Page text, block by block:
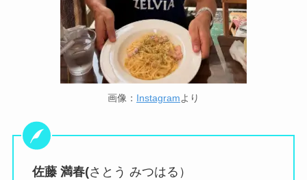
画像： Instagramより
佐藤 満春(さとう みつはる）